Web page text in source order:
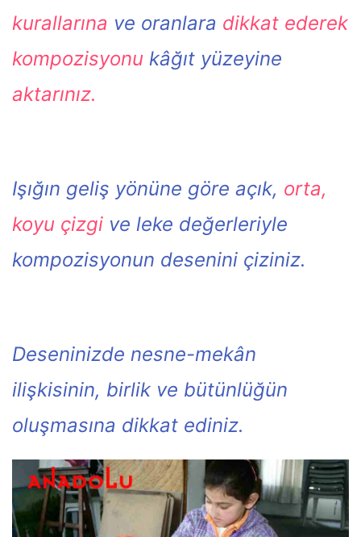
kurallarına ve oranlara dikkat ederek
kompozisyonu kâğıt yüzeyine
aktarınız.
Işığın geliş yönüne göre açık, orta,
koyu çizgi ve leke değerleriyle
kompozisyonun desenini çiziniz.
Deseninizde nesne-mekân
ilişkisinin, birlik ve bütünlüğün
oluşmasına dikkat ediniz.